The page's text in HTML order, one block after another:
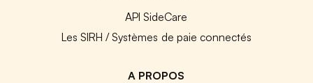
API SideCare
Les SIRH / Systèmes de paie connectés
A PROPOS